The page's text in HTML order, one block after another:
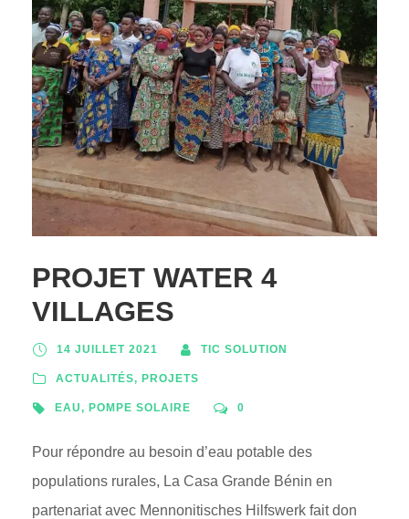
PROJET WATER 4
VILLAGES
14 JUILLET 2021 TIC SOLUTION
ACTUALITÉS, PROJETS
EAU, POMPE SOLAIRE 0
Pour répondre au besoin d’eau potable des
populations rurales, La Casa Grande Bénin en
partenariat avec Mennonitisches Hilfswerk fait don